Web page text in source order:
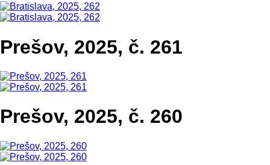
Prešov, 2025, č. 261
Prešov, 2025, č. 260